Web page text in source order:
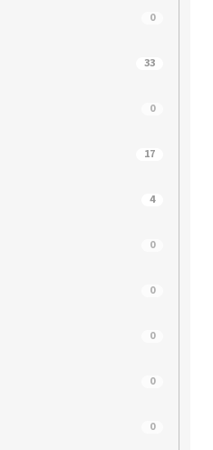
0
33
0
17
4
0
0
0
0
0